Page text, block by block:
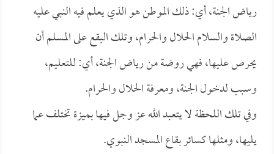
رياض الجنة، أي: ذلك الموطن هو الذي يعلم فيه النبي عليه
الصلاة والسلام الحلال والحرام، وتلك البقع على المسلم أن
يحرص عليها، فهي روضة من رياض الجنة، أي: للتعليم،
وسبب لدخول الجنة، ومعرفة الحلال والحرام.
وفي تلك اللحظة لا يتعبد الله عز وجل فيها بميزة تختلف عما
يليها، ومثلها كسائر بقاع المسجد النبوي.